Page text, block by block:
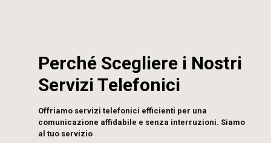
Perché Scegliere i Nostri
Servizi Telefonici
Offriamo servizi telefonici efficienti per una
comunicazione affidabile e senza interruzioni. Siamo
al tuo servizio